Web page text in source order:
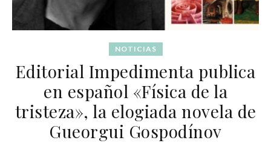
NOTICIAS
Editorial Impedimenta publica
en español «Física de la
tristeza», la elogiada novela de
Gueorgui Gospodínov